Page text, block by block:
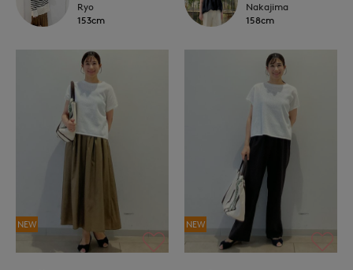
Ryo
153cm
Nakajima
158cm
NEW NEW